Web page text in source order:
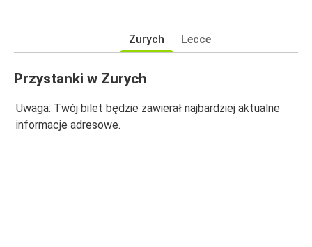
Zurych Lecce
Przystanki w Zurych
Uwaga: Twój bilet będzie zawierał najbardziej aktualne
informacje adresowe.